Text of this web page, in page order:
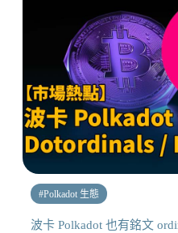
#Polkadot 生態
波卡 Polkadot 也有銘文